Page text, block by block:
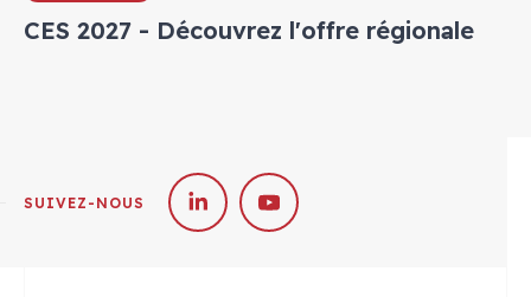
CES 2027 - Découvrez l'offre régionale
SUIVEZ-NOUS